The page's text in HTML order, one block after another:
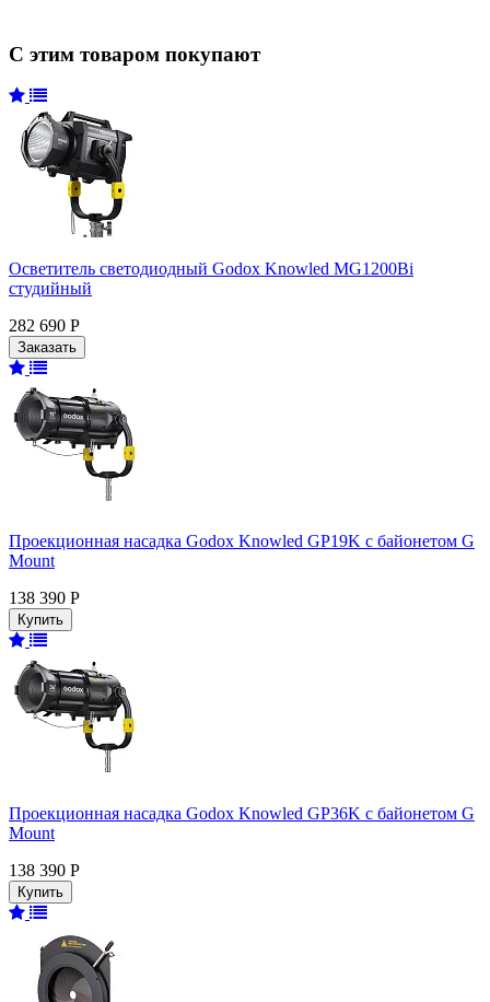
С этим товаром покупают
Осветитель светодиодный Godox Knowled MG1200Bi
студийный
282 690 Р
Проекционная насадка Godox Knowled GP19K с байонетом G
Mount
138 390 Р
Проекционная насадка Godox Knowled GP36K с байонетом G
Mount
138 390 Р